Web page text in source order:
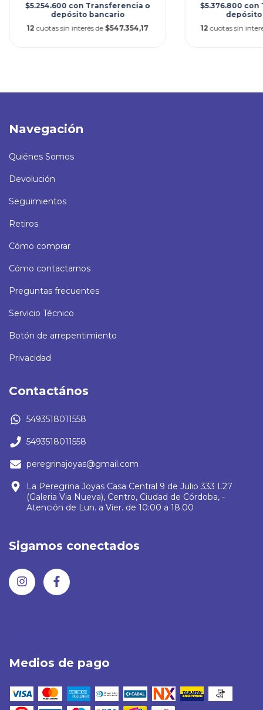
$5.254.600 con Transferencia o
depósito bancario
12 cuotas sin interés de $547.354,17
$5.376.800 con
12 cuotas sin
Navegación
Quiénes Somos
Devolución
Seguimientos
Retiros
Cómo comprar
Cómo contactarnos
Preguntas frecuentes
Servicio Técnico
Botón de arrepentimiento
Privacidad
Contactános
5493518011558
5493518011558
peregrinajoyas@gmail.com
La Peregrina Joyas Casa Central 9 de Julio 333 L27
(Galeria Via Nueva), Centro, Ciudad de Córdoba, -
Atención de Lun. a Vier. de 10:00 a 18.00
Sigamos conectados
Medios de pago